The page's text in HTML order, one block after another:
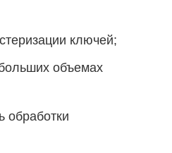
ключей;
объемах
обработки